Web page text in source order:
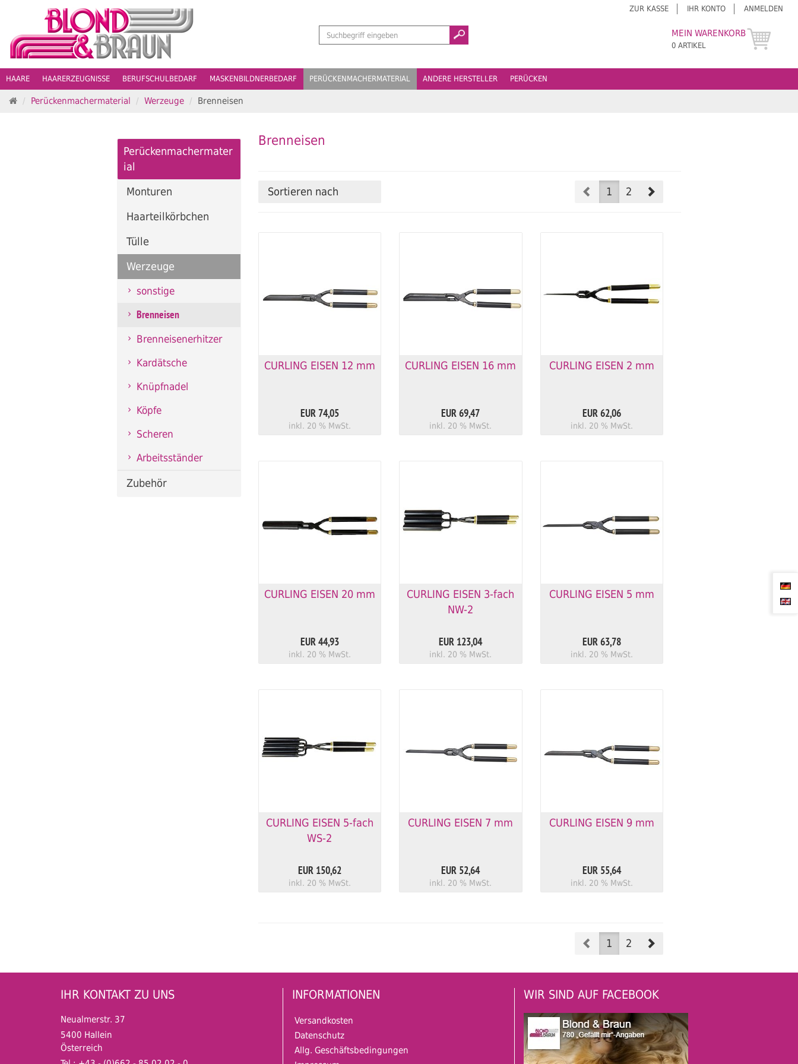
ZUR KASSE IHR KONTO ANMELDEN
Suchen MEIN WARENKORB
0 ARTIKEL
HAARE HAARERZEUGNISSE BERUFSCHULBEDARF MASKENBILDNERBEDARF PERÜCKENMACHERMATERIAL ANDERE HERSTELLER PERÜCKEN
S
Perückenmachermaterial Werzeuge Brenneisen
Brenneisen
Sortieren nach Prev1 2
CURLING EISEN 12 mm
EUR 74,05
inkl. 20 % MwSt.
CURLING EISEN 16 mm
EUR 69,47
inkl. 20 % MwSt.
CURLING EISEN 2 mm
EUR 62,06
inkl. 20 % MwSt.
CURLING EISEN 20 mm
EUR 44,93
inkl. 20 % MwSt.
CURLING EISEN 3-fach
NW-2
EUR 123,04
inkl. 20 % MwSt.
CURLING EISEN 5 mm
EUR 63,78
inkl. 20 % MwSt.
CURLING EISEN 5-fach
WS-2
EUR 150,62
inkl. 20 % MwSt.
CURLING EISEN 7 mm
EUR 52,64
inkl. 20 % MwSt.
CURLING EISEN 9 mm
EUR 55,64
inkl. 20 % MwSt.
Prev
1 2
Perückenmachermater
ial
Monturen
Haarteilkörbchen
Tülle
Werzeuge
sonstige
Brenneisen
Brenneisenerhitzer
Kardätsche
Knüpfnadel
Köpfe
Scheren
Arbeitsständer
Zubehör
IHR KONTAKT ZU UNS
Neualmerstr. 37
5400 Hallein
Österreich
INFORMATIONEN
Versandkosten
Datenschutz
Allg. Geschäftsbedingungen
WIR SIND AUF FACEBOOK